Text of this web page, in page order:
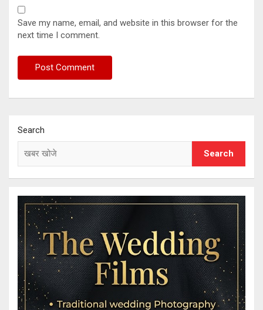
Save my name, email, and website in this browser for the
next time I comment.
Search
Search